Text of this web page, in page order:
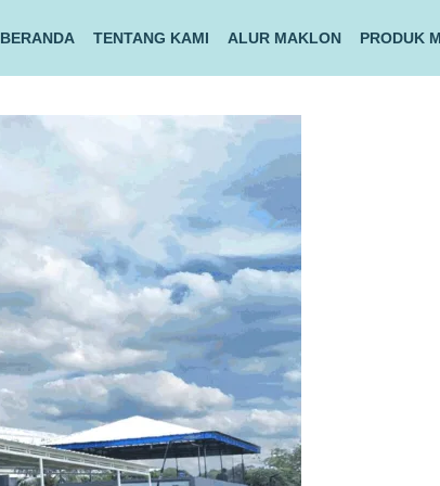
BERANDA TENTANG KAMI ALUR MAKLON PRODUK